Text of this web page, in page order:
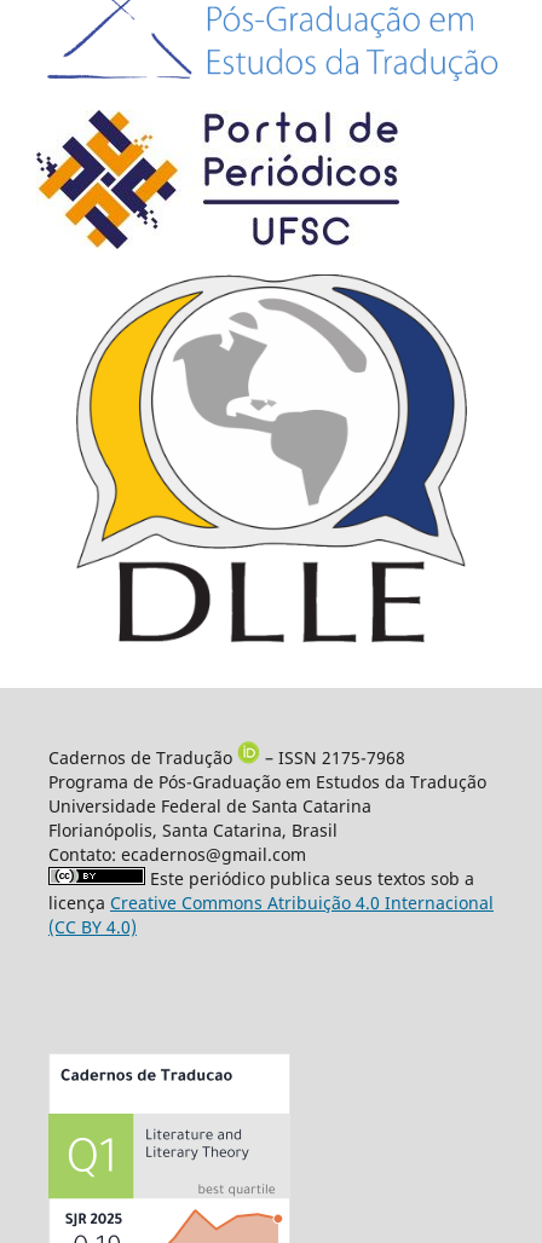
Cadernos de Tradução
– ISSN 2175-7968
Programa de Pós-Graduação em Estudos da Tradução
Universidade Federal de Santa Catarina
Florianópolis, Santa Catarina, Brasil
Contato: ecadernos@gmail.com
Este periódico publica seus textos sob a
licença Creative Commons Atribuição 4.0 Internacional
(CC BY 4.0)